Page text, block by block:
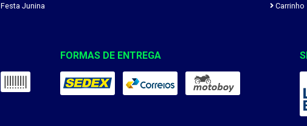
Festa Junina
Carrinho
FORMAS DE ENTREGA